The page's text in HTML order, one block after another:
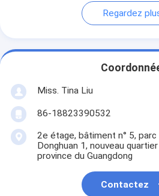
Regardez
Miss. Tina Liu
86-18823390532
2e étage, bâtiment n° 5,
Donghuan 1, nouveau
province du Guangdong
Contactez